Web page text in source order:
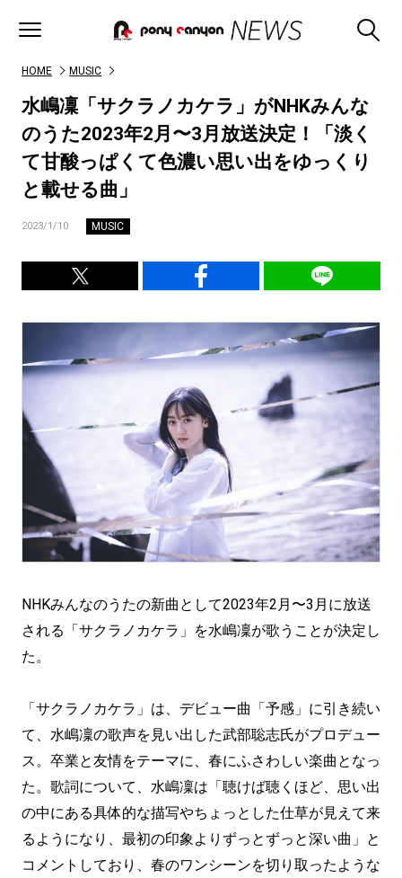
HOME MUSIC
水嶋凜「サクラノカケラ」がNHKみんな
のうた2023年2月〜3月放送決定！「淡く
て甘酸っぱくて色濃い思い出をゆっくり
と載せる曲」
2023/1/10 MUSIC
NHKみんなのうたの新曲として2023年2月〜3月に放送
される「サクラノカケラ」を水嶋凜が歌うことが決定し
た。
「サクラノカケラ」は、デビュー曲「予感」に引き続い
て、水嶋凜の歌声を見い出した武部聡志氏がプロデュー
ス。卒業と友情をテーマに、春にふさわしい楽曲となっ
た。歌詞について、水嶋凜は「聴けば聴くほど、思い出
の中にある具体的な描写やちょっとした仕草が見えて来
るようになり、最初の印象よりずっとずっと深い曲」と
コメントしており、春のワンシーンを切り取ったような